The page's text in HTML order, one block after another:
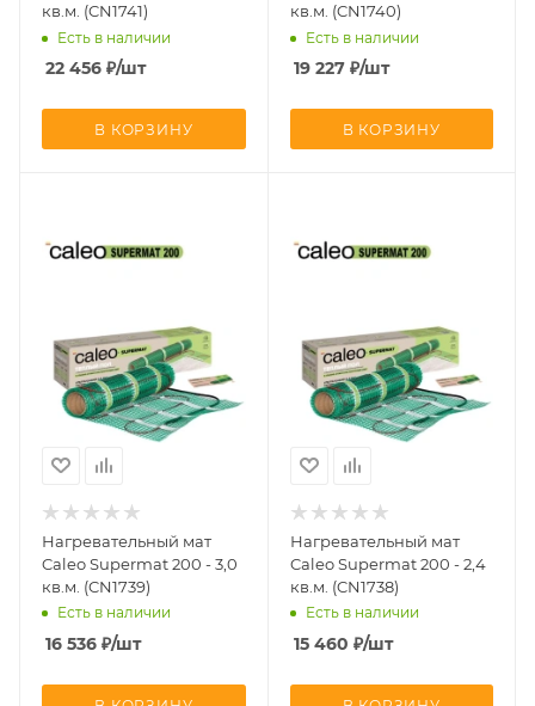
кв.м. (CN1741)
Есть в наличии
22 456 ₽/шт
В КОРЗИНУ
кв.м. (CN1740)
Есть в наличии
19 227₽/шт
В КОРЗИНУ
Нагревательный мат
Caleo Supermat 200 - 3,0
кв.м. (CN1739)
Есть в наличии
16 536 ₽/шт
Нагревательный мат
Caleo Supermat 200 - 2,4
кв.м. (CN1738)
Есть в наличии
15 460 ₽/шт